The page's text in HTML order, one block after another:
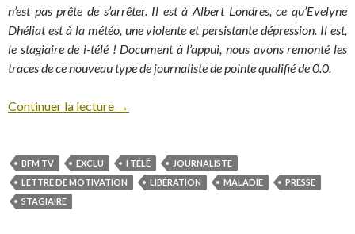
n’est pas prête de s’arrêter. Il est à Albert Londres, ce qu’Evelyne
Dhéliat est à la météo, une violente et persistante dépression. Il est,
le stagiaire de i-télé ! Document à l’appui, nous avons remonté les
traces de ce nouveau type de journaliste de pointe qualifié de 0.0.
Continuer la lecture →
BFM TV EXCLU I TÉLÉ
JOURNALISTE
LETTRE DE MOTIVATION
LIBÉRATION MALADIE
PRESSE
STAGIAIRE